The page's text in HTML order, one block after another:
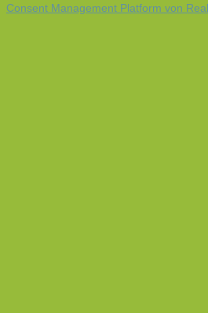
Consent Management Platform von